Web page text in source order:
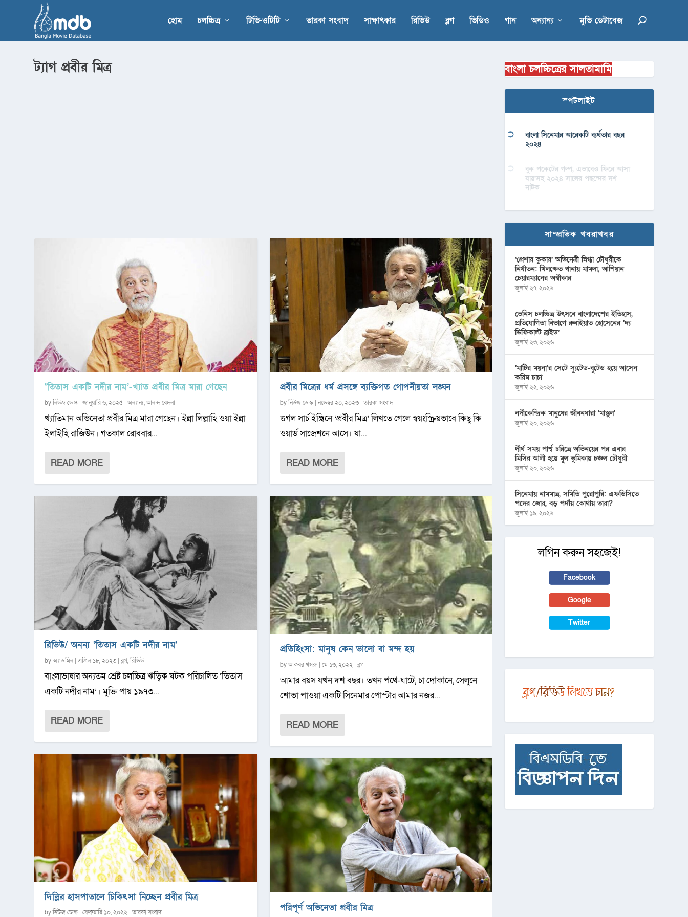
হোম চলচ্চিত্র টিভি-ওটিটি তারকা সংবাদ সাক্ষাৎকার রিভিউ ব্লগ ভিডিও গান অন্যান্য মুভি ডেটাবেজ
ট্যাগ প্রবীর মিত্র
‘তিতাস একটি নদীর নাম’-খ্যাত প্রবীর মিত্র মারা গেছেন
byনিউজ ডেস্ক |জানুয়ারি ৬, ২০২৫ |অন্যান্য,আনন্দ বেদনা
খ্যাতিমান অভিনেতা প্রবীর মিত্র মারা গেছেন। ইন্না লিল্লাহি ওয়া ইন্না
ইলাইহি রাজিউন। গতকাল রোববার...
READ MORE
রিভিউ/ অনন্য ‘তিতাস একটি নদীর নাম’
byঅ্যাডমিন|এপ্রিল ১৮, ২০২৩ |ব্লগ,রিভিউ
বাংলাভাষার অন্যতম শ্রেষ্ট চলচ্চিত্র ঋত্বিক ঘটক পরিচালিত ‘তিতাস
একটি নদীর নাম’। মুক্তি পায় ১৯৭৩...
READ MORE
দিল্লির হাসপাতালে চিকিৎসা নিচ্ছেন প্রবীর মিত্র
byনিউজ ডেস্ক |ফেব্রুয়ারি ১০, ২০২২ |তারকা সংবাদ
প্রবীর মিত্রের ধর্ম প্রসঙ্গে ব্যক্তিগত গোপনীয়তা লঙ্ঘন
byনিউজ ডেস্ক|নভেম্বর ২০, ২০২৩|তারকা সংবাদ
গুগল সার্চ ইঞ্জিনে ‘প্রবীর মিত্র’ লিখতে গেলে স্বয়ংস্ক্রিয়ভাবে কিছু কি
ওয়ার্ড সাজেশনে আসে। যা...
READ MORE
প্রতিহিংসা: মানুষ কেন ‌ভালো বা মন্দ হয়
byআকবর খসরু| মে ১৩, ২০২২|ব্লগ
আমার বয়স যখন দশ বছর। তখন পথে-ঘাটে, চা দোকানে, সেলুনে
শোভা পাওয়া একটি সিনেমার পোস্টার আমার নজর...
READ MORE
পরিপূর্ণ অভিনেতা প্রবীর মিত্র
বাংলা চলচ্চিত্রের সালতামামি
স্পটলাইট
বাংলা সিনেমার আরেকটি ব্যর্থতার বছর
২০২৪
বুক পকেটের গল্প, এভাবেও ফিরে আসা
যায়’সহ ২০২৪ সালের পছন্দের দশ
নাটক
সাম্প্রতিক খবরাখবর
‘প্রেশার কুকার’ অভিনেত্রী স্নিগ্ধা চৌধুরীকে
নির্যাতন: খিলক্ষেত থানায় মামলা, আশিয়ান
চেয়ারম্যানের অস্বীকার
জুলাই ২৭, ২০২৬
ভেনিস চলচ্চিত্র উৎসবে বাংলাদেশের ইতিহাস,
প্রতিযোগিতা বিভাগে রুবাইয়াত হোসেনের ‘দ্য
ডিফিকাল্ট ব্রাইড’
জুলাই ২৩, ২০২৬
‘মাটির ময়না’র সেটে স্যুটেড-বুটেড হয়ে আসেন
করিম চাচা
জুলাই ২২, ২০২৬
নদীকেন্দ্রিক মানুষের জীবনধারা ‘মাস্তুল’
জুলাই ২০, ২০২৬
দীর্ঘ সময় পার্শ্ব চরিত্রে অভিনয়ের পর এবার
মিসির আলী হয়ে মূল ভূমিকায় চঞ্চল চৌধুরী
জুলাই ২০, ২০২৬
সিনেমায় নামমাত্র, সমিতি পুরোপুরি: এফডিসিতে
পদের জোর, বড় পর্দায় কোথায় তারা?
জুলাই ১৯, ২০২৬
লগিন করুন সহজেই!
Facebook
Google
Twitter